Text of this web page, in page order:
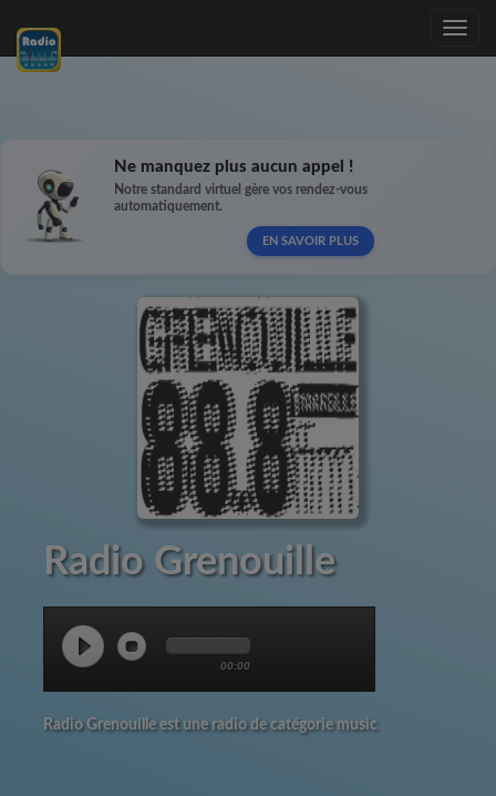
Toggle
Ne manquez plus aucun appel !
Notre standard virtuel gère vos rendez-vous
automatiquement.
EN SAVOIR PLUS
Radio Grenouille
00:00
Radio Grenouille est une radio de catégorie music